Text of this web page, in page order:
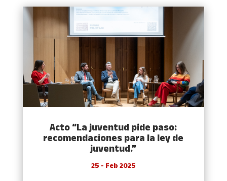
Acto “La juventud pide paso:
recomendaciones para la ley de
juventud.”
25 - Feb 2025